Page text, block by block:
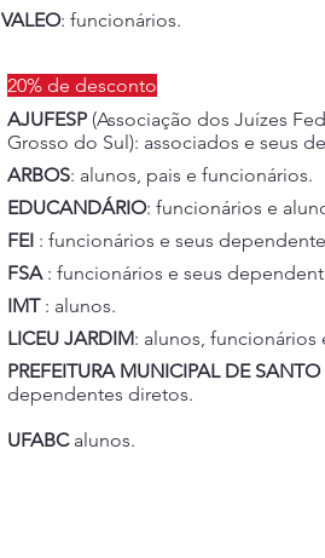
VALEO: funcionários.
20% de desconto
AJUFESP (Associação dos Juízes
Grosso do Sul): associados e seus
ARBOS: alunos, pais e funcionários.
EDUCANDÁRIO: funcionários e
FEI : funcionários e seus
FSA: funcionários e seus
IMT: alunos.
LICEU JARDIM: alunos, funcionários
PREFEITURA MUNICIPAL DE
dependentes diretos.
UFABC alunos.